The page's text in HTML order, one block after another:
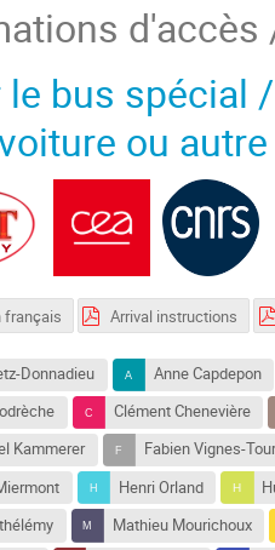
le bus spécial
ou
français Arrival instructions
Donnadieu
Anne Capdepon
Clément Chenevière
Kammerer
Fabien Vignes-
Henri Orland
Mathieu Mourichoux